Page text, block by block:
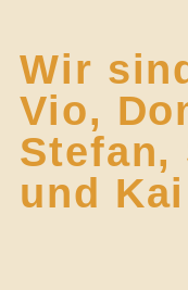
Wir
Vio,
Stefan,
und Kai